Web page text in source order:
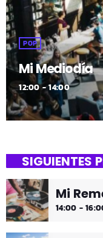
POP
Mi Mediodía
12:00 - 14:00
SIGUIENTES
Mi
14:00 -